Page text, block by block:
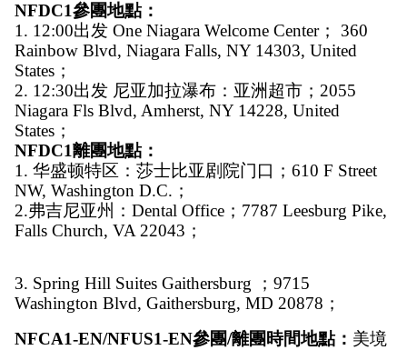
NFDC1參團地點：
1. 12:00出发 One Niagara Welcome Center； 360
Rainbow Blvd, Niagara Falls, NY 14303, United
States；
2. 12:30出发 尼亚加拉瀑布：亚洲超市；2055
Niagara Fls Blvd, Amherst, NY 14228, United
States；
NFDC1離團地點：
1. 华盛顿特区：莎士比亚剧院门口；610 F Street
NW, Washington D.C.；
2.弗吉尼亚州：Dental Office；7787 Leesburg Pike,
Falls Church, VA 22043；
3. Spring Hill Suites Gaithersburg ；9715
Washington Blvd, Gaithersburg, MD 20878；
NFCA1-EN/NFUS1-EN參團/離團時間地點： 美境